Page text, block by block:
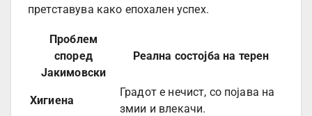
претставува како епохален успех.
Проблем
според
Јакимовски
Реална состојба на терен
Хигиена
Градот е нечист, со појава на
змии и влекачи.